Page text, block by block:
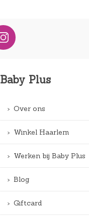
Baby Plus
Over ons
Winkel Haarlem
Werken bij Baby Plus
Blog
Giftcard